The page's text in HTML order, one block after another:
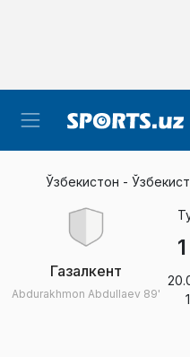
Ўзбекистон -
Газалкент
Abdurakhmon Abdullaev 89'
1